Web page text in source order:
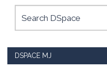
DSPACE MJ